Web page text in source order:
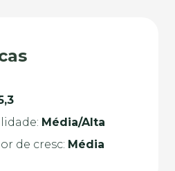
Média/Alta
de cresc: Média